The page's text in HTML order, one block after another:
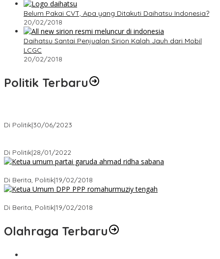
Belum Pakai CVT, Apa yang Ditakuti Daihatsu Indonesia?
20/02/2018
Daihatsu Santai Penjualan Sirion Kalah Jauh dari Mobil
LCGC
20/02/2018
Politik Terbaru
Di Politik|30/06/2023
Di Politik|28/01/2022
Di Berita, Politik|19/02/2018
Di Berita, Politik|19/02/2018
Olahraga Terbaru